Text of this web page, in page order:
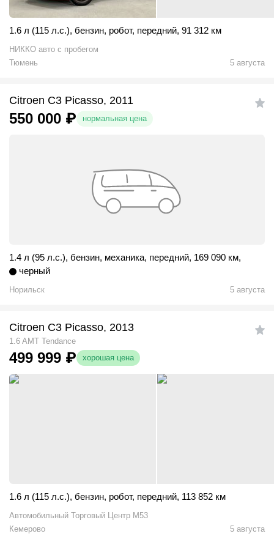
1.6 л (115 л.с.), бензин, робот, передний, 91 312 км
НИККО авто с пробегом
Тюмень
5 августа
Citroen C3 Picasso, 2011
550 000 ₽ нормальная цена
1.4 л (95 л.с.), бензин, механика, передний, 169 090 км,
черный
Норильск 5 августа
Citroen C3 Picasso, 2013
1.6 AMT Tendance
499 999 ₽ хорошая цена
1.6 л (115 л.с.), бензин, робот, передний, 113 852 км
Автомобильный Торговый Центр M53
Кемерово
5 августа